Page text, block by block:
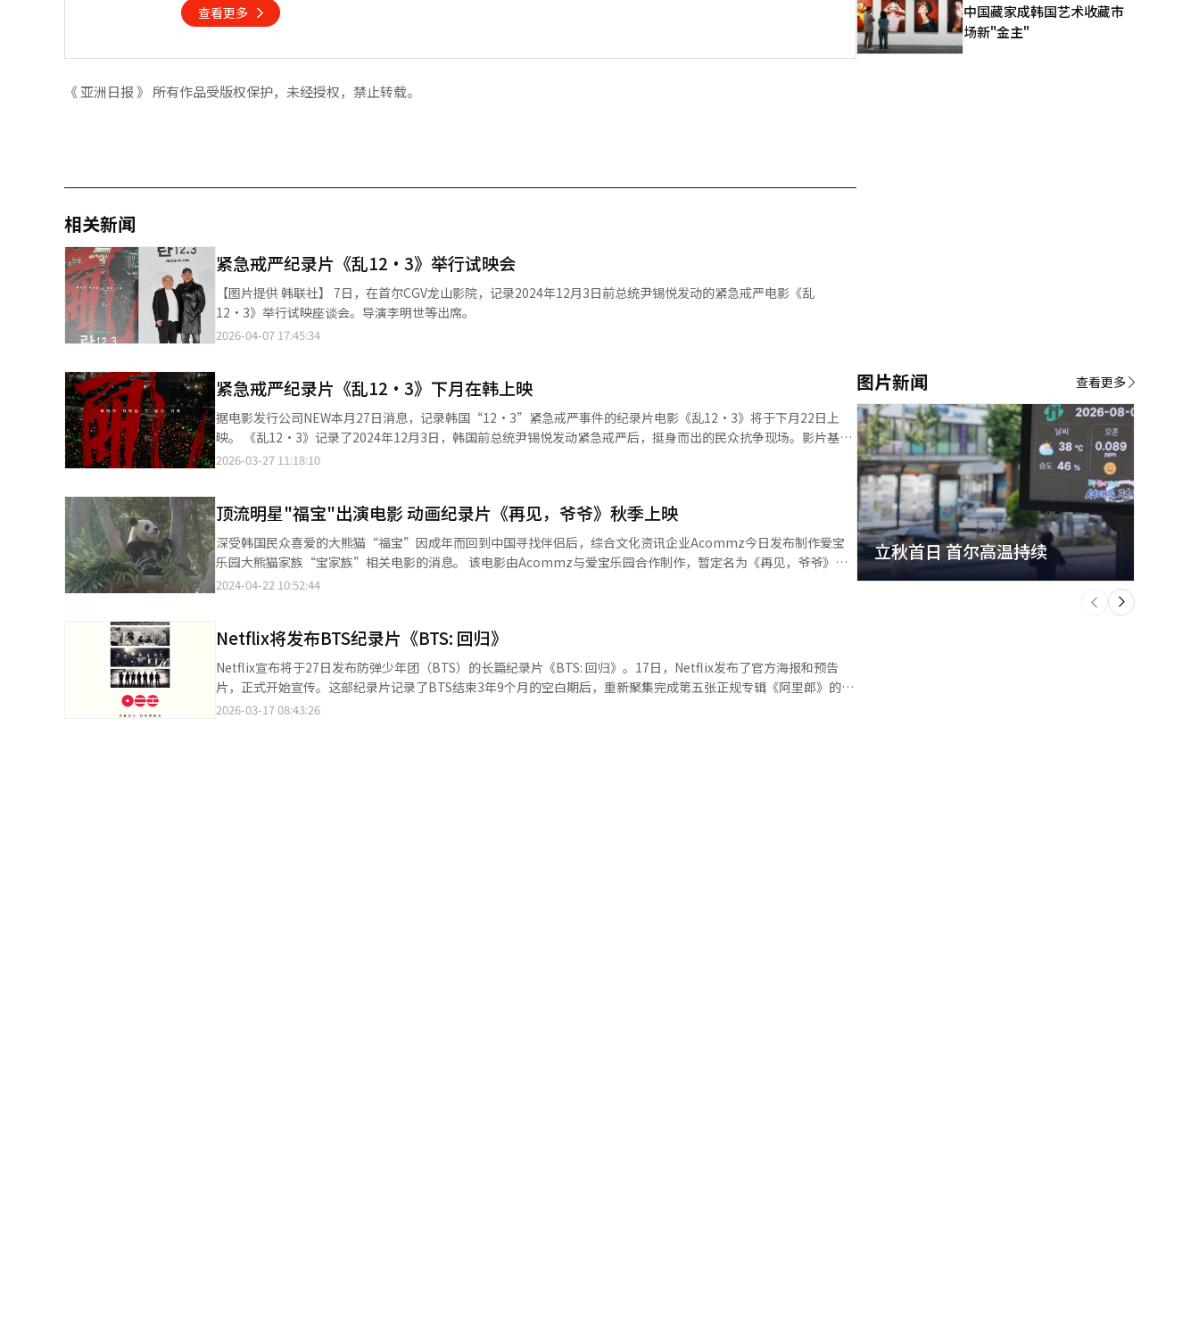
查看更多
《 亚洲日报 》 所有作品受版权保护，未经授权，禁止转载。
相关新闻
紧急戒严纪录片《乱12·3》举行试映会
【图片提供 韩联社】 7日，在首尔CGV龙山影院，记录2024年12月3日前总统尹锡悦发动的紧急戒严电影《乱
12·3》举行试映座谈会。导演李明世等出席。
2026-04-07 17:45:34
紧急戒严纪录片《乱12·3》下月在韩上映
据电影发行公司NEW本月27日消息，记录韩国“12·3”紧急戒严事件的纪录片电影《乱12·3》将于下月22日上
映。 《乱12·3》记录了2024年12月3日，韩国前总统尹锡悦发动紧急戒严后，挺身而出的民众抗争现场。影片基于
150余名市民提供的影像和照片、国会议员室记录以及现场记者的采访素材制作而成。 《乱12·3》采用电影纪录片
《M》等影片的李明世担任。 纪录片《乱12·3》海报 【图片提供 NEW发行公司】
2026-03-27 11:18:10
顶流明星"福宝"出演电影 动画纪录片《再见，爷爷》秋季上映
深受韩国民众喜爱的大熊猫“福宝”因成年而回到中国寻找伴侣后，综合文化资讯企业Acommz今日发布制作爱宝
乐园大熊猫家族“宝家族”相关电影的消息。 该电影由Acommz与爱宝乐园合作制作，暂定名为《再见，爷爷》，
是一部动画纪录片，讲述大熊猫“福宝”和饲养员相遇后，在饲养员的精心照料下茁壮成长，到最后离别的过程，同
采访为基础，通过动画片再现饲养员的回忆场景和福宝的细腻情感。 Acommz相关人士表示，此前在粉丝之间引起
热议的身穿饲养员服装的拍摄人员，实际上就是电影拍摄组，目前拍摄已进入收尾阶段，计划为粉丝献上电视节目和
优兔（YouTube）视频中尚未出现过的大熊猫和饲养员的精彩瞬间，预计在9至10月左右上映。 另外，在17日播出的
tvN脱口秀综艺《刘在街头（You Quiz on the Block）》中，爱宝乐园大熊猫饲养员宋永宽出演并提及上述电影。 动
画纪录片《再见，爷爷》剧照【图片来源 Acommz】
2024-04-22 10:52:44
Netflix将发布BTS纪录片《BTS: 回归》
Netflix宣布将于27日发布防弹少年团（BTS）的长篇纪录片《BTS: 回归》。17日，Netflix发布了官方海报和预告
片，正式开始宣传。这部纪录片记录了BTS结束3年9个月的空白期后，重新聚集完成第五张正规专辑《阿里郎》的过
程。影片回顾了BTS自2013年出道以来成长为全球艺术家的历程，并聚焦成员们为准备下一阶段所经历的思考与成
2026-03-17 08:43:26
中国藏家成韩国艺术收藏市
场新"金主"
图片新闻
立秋首日 首尔高温持续
下
一
个
查看更多